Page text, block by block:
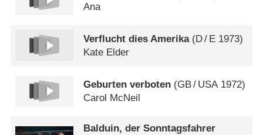
Ana
Verflucht dies Amerika(D/ E 1973)
Kate Elder
Geburten verboten (GB/ USA1972)
Carol McNeil
Balduin, der Sonntagsfahrer